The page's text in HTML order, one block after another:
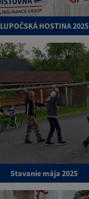
LUPOČSKÁ HOSTINA 2025
Stavanie mája 2025